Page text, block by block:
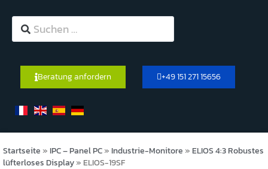
Beratung anfordern +49 151 271 15656
Startseite » IPC – Panel PC » Industrie-Monitore » ELIOS 4:3 Robustes
lüfterloses Display » ELIOS-19SF